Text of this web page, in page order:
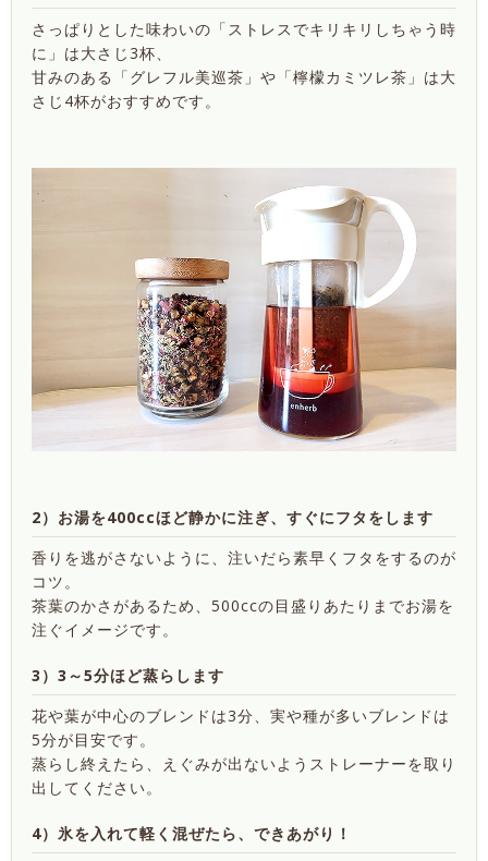
さっぱりとした味わいの「ストレスでキリキリしちゃう時
に」は大さじ3杯、
甘みのある「グレフル美巡茶」や「檸檬カミツレ茶」は大
さじ4杯がおすすめです。
2）お湯を400ccほど静かに注ぎ、すぐにフタをします
香りを逃がさないように、注いだら素早くフタをするのが
コツ。
茶葉のかさがあるため、500ccの目盛りあたりまでお湯を
注ぐイメージです。
3）3～5分ほど蒸らします
花や葉が中心のブレンドは3分、実や種が多いブレンドは
5分が目安です。
蒸らし終えたら、えぐみが出ないようストレーナーを取り
出してください。
4）氷を入れて軽く混ぜたら、できあがり！